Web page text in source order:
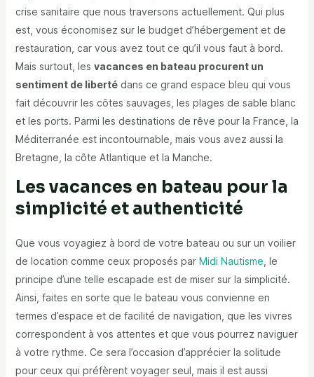
crise sanitaire que nous traversons actuellement. Qui plus
est, vous économisez sur le budget d’hébergement et de
restauration, car vous avez tout ce qu’il vous faut à bord.
Mais surtout, les vacances en bateau procurent un
sentiment de libertédans ce grand espace bleu qui vous
fait découvrir les côtes sauvages, les plages de sable blanc
et les ports. Parmi les destinations de rêve pour la France, la
Méditerranée est incontournable, mais vous avez aussi la
Bretagne, la côte Atlantique et la Manche.
Les vacances en bateau pour la
simplicité et authenticité
Que vous voyagiez à bord de votre bateau ou sur un voilier
de location comme ceux proposés par Midi Nautisme , le
principe d’une telle escapade est de miser sur la simplicité.
Ainsi, faites en sorte que le bateau vous convienne en
termes d’espace et de facilité de navigation, que les vivres
correspondent à vos attentes et que vous pourrez naviguer
à votre rythme. Ce sera l’occasion d’apprécier la solitude
pour ceux qui préfèrent voyager seul, mais il est aussi